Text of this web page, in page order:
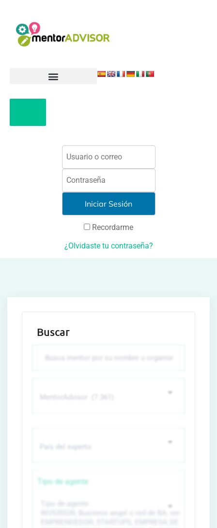
Recordarme
¿Olvidaste tu contraseña?
Buscar
Tipo de agente